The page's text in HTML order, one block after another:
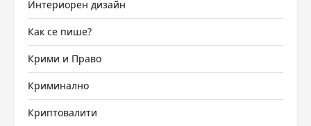
Интериорен дизайн
Как се пише?
Крими и Право
Криминално
Криптовалити